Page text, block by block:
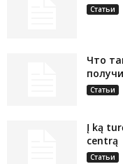
Статьи
Что
Статьи
Į ką
centrą
Статьи